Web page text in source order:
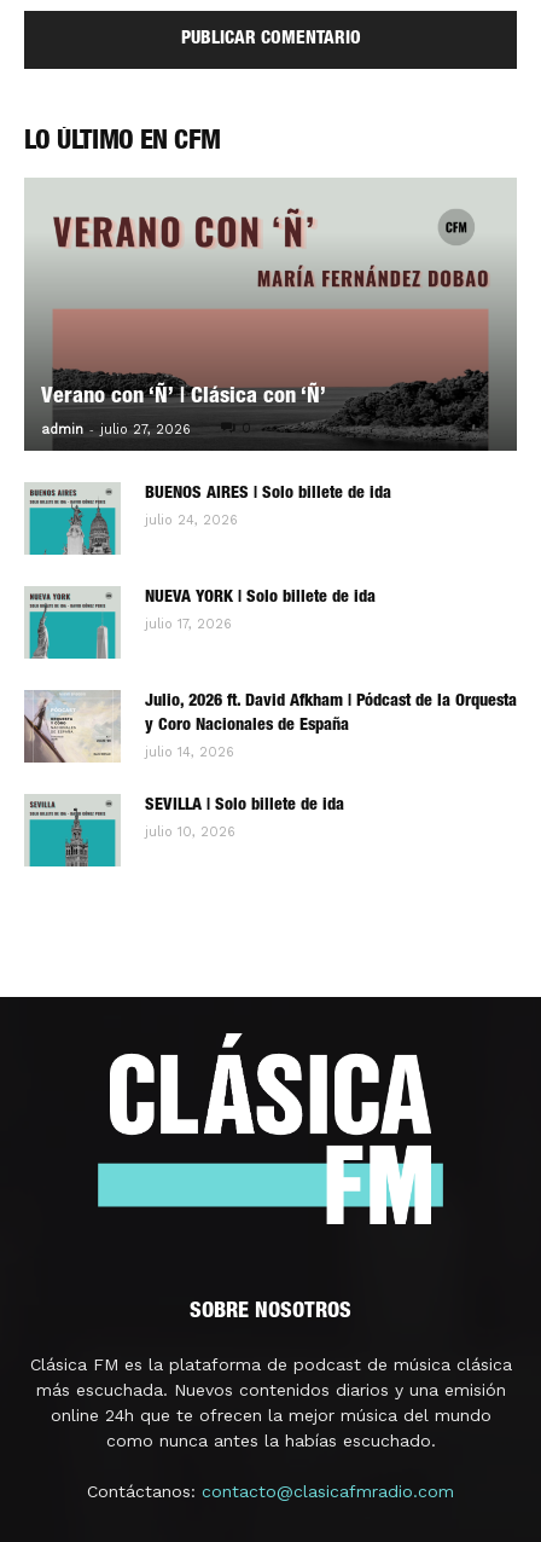
LO ÚLTIMO EN CFM
Verano con ‘Ñ’ | Clásica con ‘Ñ’
admin - julio 27, 2026 0
BUENOS AIRES | Solo billete de ida
julio 24, 2026
NUEVA YORK | Solo billete de ida
julio 17, 2026
Julio, 2026 ft. David Afkham | Pódcast de la Orquesta
y Coro Nacionales de España
julio 14, 2026
SEVILLA | Solo billete de ida
julio 10, 2026
SOBRE NOSOTROS
Clásica FM es la plataforma de podcast de música clásica
más escuchada. Nuevos contenidos diarios y una emisión
online 24h que te ofrecen la mejor música del mundo
como nunca antes la habías escuchado.
Contáctanos: contacto@clasicafmradio.com